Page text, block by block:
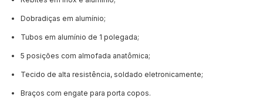
Dobradiças em alumínio;
Tubos em alumínio de 1 polegada;
5 posições com almofada anatômica;
Tecido de alta resistência, soldado eletronicamente;
Braços com engate para porta copos.